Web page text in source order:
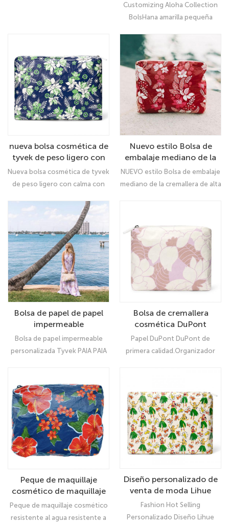
Customizing Aloha Collection
BolsHana amarilla pequeña
nueva bolsa cosmética de
tyvek de peso ligero con
calma con cremallera
personalizada con
cremallera con impresión
Kapolei
Nueva bolsa cosmética de tyvek
de peso ligero con calma con
cremallera con impresión
KapoleiKapolei Jumbo Tyvek
Pouch: Tu maleta compañera
Nuevo estilo Bolsa de
embalaje mediano de la
cremallera de alta calidad
Tyvek Haleiwa
NUEVO estilo Bolsa de embalaje
mediano de la cremallera de alta
Bolsa de papel de papel
impermeable
personalizada Tyvek Paia
Jumbo Bolsa de
almacenamiento
Bolsa de papel impermeable
personalizada Tyvek PAIA PAIA
Ultimate
Bolsa de cremallera
cosmética DuPont
DuPont premium
Papel DuPont DuPont de
primera calidad.Organizador
Peque de maquillaje
cosmético de maquillaje
pequeño resistente a la
lágrima personalizado
Peque de maquillaje cosmético
resistente al agua resistente a
Diseño personalizado de
venta de moda Lihue
Jumbo Tyvek Pouch con
cremallera
Fashion Hot Selling
Personalizado Diseño Lihue